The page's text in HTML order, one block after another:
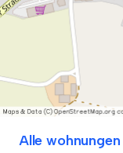
Alle